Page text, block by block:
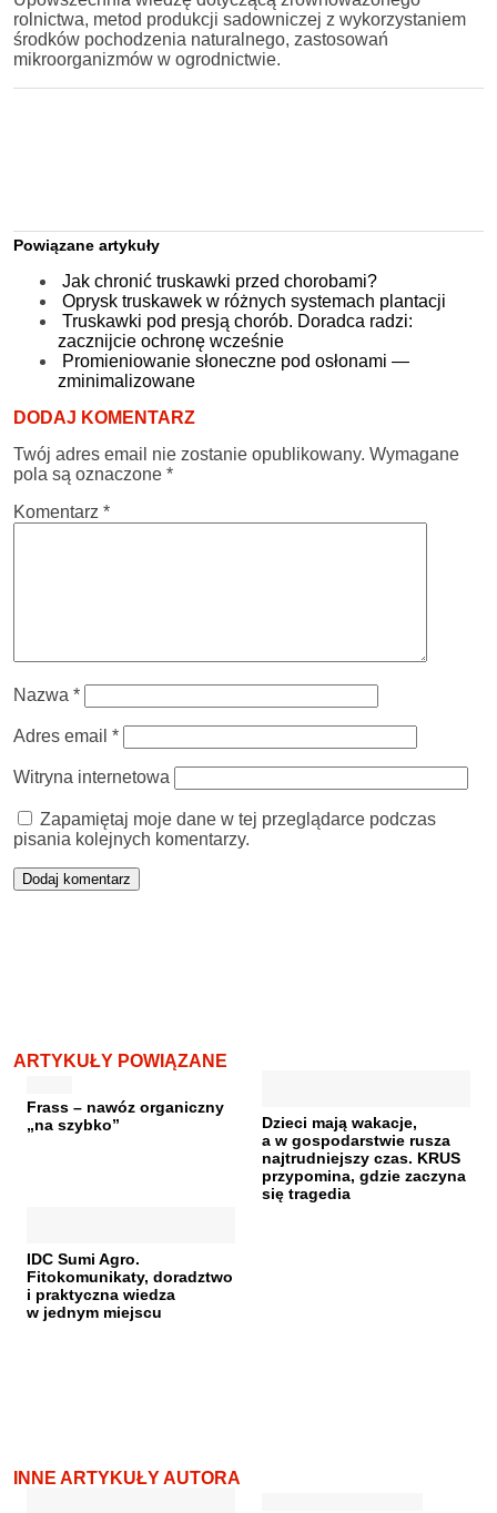
rolnictwa, metod produkcji sadowniczej z wykorzystaniem
środków pochodzenia naturalnego, zastosowań
mikroorganizmów w ogrodnictwie.
Powiązane artykuły
Jak chronić truskawki przed chorobami?
Oprysk truskawek w różnych systemach plantacji
Truskawki pod presją chorób. Doradca radzi:
zacznijcie ochronę wcześnie
Promieniowanie słoneczne pod osłonami —
zminimalizowane
DODAJ KOMENTARZ
Twój adres email nie zostanie opublikowany. Wymagane
pola są oznaczone *
Komentarz *
Nazwa *
Adres email *
Witryna internetowa
Zapamiętaj moje dane w tej przeglądarce podczas
pisania kolejnych komentarzy.
ARTYKUŁY POWIĄZANE
Frass – nawóz organiczny
„na szybko”
Dzieci mają wakacje,
a w gospodarstwie rusza
najtrudniejszy czas. KRUS
przypomina, gdzie zaczyna
się tragedia
IDC Sumi Agro.
Fitokomunikaty, doradztwo
i praktyczna wiedza
w jednym miejscu
INNE ARTYKUŁY AUTORA